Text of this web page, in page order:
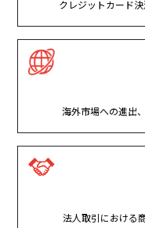
クレジットカード
海外市場への進出
法人取引における